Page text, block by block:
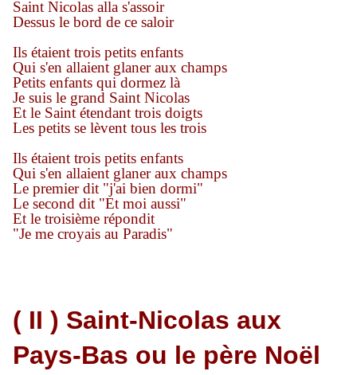
Saint Nicolas alla s'assoir
Dessus le bord de ce saloir
Ils étaient trois petits enfants
Qui s'en allaient glaner aux champs
Petits enfants qui dormez là
Je suis le grand Saint Nicolas
Et le Saint étendant trois doigts
Les petits se lèvent tous les trois
Ils étaient trois petits enfants
Qui s'en allaient glaner aux champs
Le premier dit "j'ai bien dormi"
Le second dit "Et moi aussi"
Et le troisième répondit
"Je me croyais au Paradis"
( II ) Saint-Nicolas aux
Pays-Bas ou le père Noël